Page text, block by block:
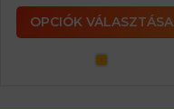
OPCIÓK VÁLASZTÁSA